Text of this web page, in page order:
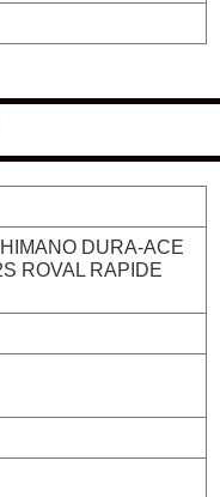
DURA-ACE
ROVAL RAPIDE